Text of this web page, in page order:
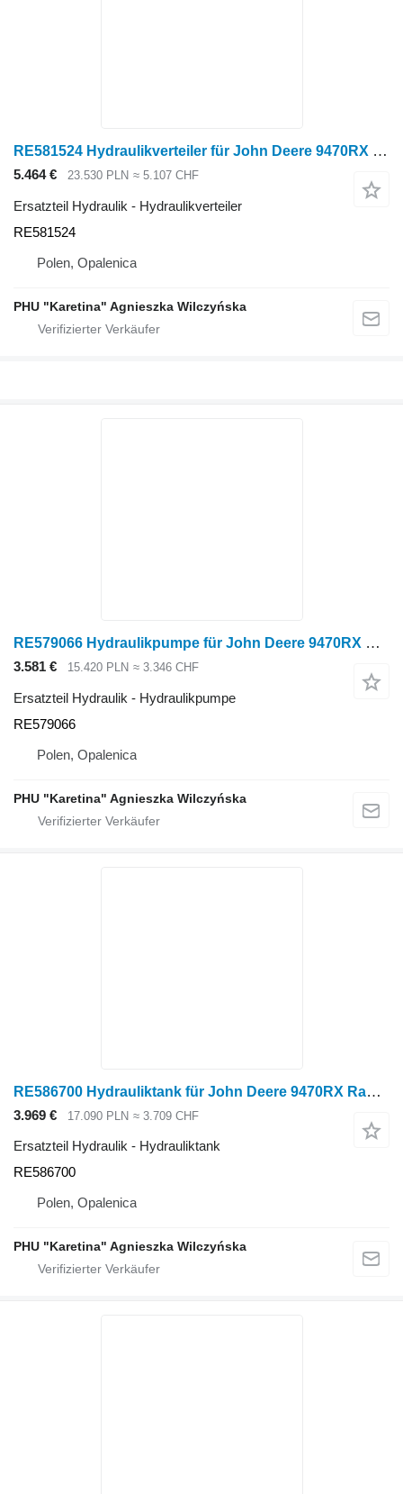
RE581524 Hydraulikverteiler für John Deere 9470RX Raupentraktor
5.464 € 23.530 PLN ≈ 5.107 CHF
Ersatzteil Hydraulik - Hydraulikverteiler
RE581524
Polen, Opalenica
PHU "Karetina" Agnieszka Wilczyńska
RE579066 Hydraulikpumpe für John Deere 9470RX Raupentraktor
3.581 € 15.420 PLN ≈ 3.346 CHF
Ersatzteil Hydraulik - Hydraulikpumpe
RE579066
Polen, Opalenica
PHU "Karetina" Agnieszka Wilczyńska
RE586700 Hydrauliktank für John Deere 9470RX Raupentraktor
3.969 € 17.090 PLN ≈ 3.709 CHF
Ersatzteil Hydraulik - Hydrauliktank
RE586700
Polen, Opalenica
PHU "Karetina" Agnieszka Wilczyńska